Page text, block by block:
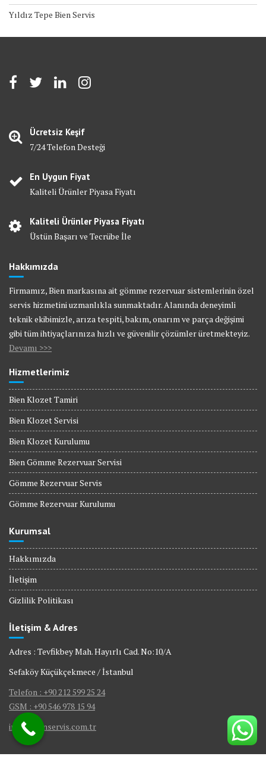
Yıldız Tepe Bien Servis
Ücretsiz Keşif
7/24 Telefon Desteği
En Uygun Fiyat
Kaliteli Ürünler Piyasa Fiyatı
Kaliteli Ürünler Piyasa Fiyatı
Üstün Başarı ve Tecrübe İle
Hakkımızda
Firmamız, Bien markasına ait gömme rezervuar sistemlerinin özel
servis hizmetini uzmanlıkla sunmaktadır. Alanında deneyimli
teknik ekibimizle, arıza tespiti, bakım, onarım ve parça değişimi
gibi tüm ihtiyaçlarınıza hızlı ve güvenilir çözümler üretmekteyiz.
Devamı >>>
Hizmetlerimiz
Bien Klozet Tamiri
Bien Klozet Servisi
Bien Klozet Kurulumu
Bien Gömme Rezervuar Servisi
Gömme Rezervuar Servis
Gömme Rezervuar Kurulumu
Kurumsal
Hakkımızda
İletişim
Gizlilik Politikası
İletişim & Adres
Adres : Tevfikbey Mah. Hayırlı Cad. No:10/A
Sefaköy Küçükçekmece / İstanbul
Telefon : +90 212 599 25 24
GSM : +90 546 978 15 94
info@bienservis.com.tr